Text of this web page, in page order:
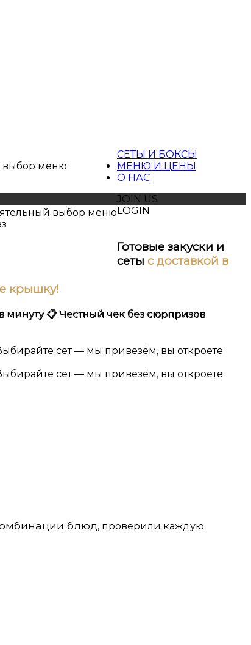
СЕТЫ И БОКСЫ
выбор меню
выбор меню
МЕНЮ И ЦЕНЫ
О НАС
JOIN US
LOGIN
Готовые закуски и
сеты с доставкой в
крышку!
минуту 📋 Честный чек без сюрпризов
блюд, проверили каждую